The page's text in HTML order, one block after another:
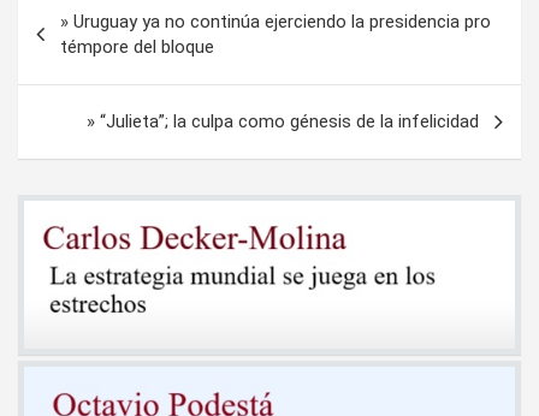
de
entradas
» Uruguay ya no continúa ejerciendo la presidencia pro
témpore del bloque
» “Julieta”; la culpa como génesis de la infelicidad